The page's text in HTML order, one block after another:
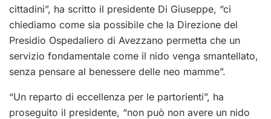
cittadini”, ha scritto il presidente Di Giuseppe, “ci
chiediamo come sia possibile che la Direzione del
Presidio Ospedaliero di Avezzano permetta che un
servizio fondamentale come il nido venga smantellato,
senza pensare al benessere delle neo mamme”.
“Un reparto di eccellenza per le partorienti”, ha
proseguito il presidente, “non può non avere un nido